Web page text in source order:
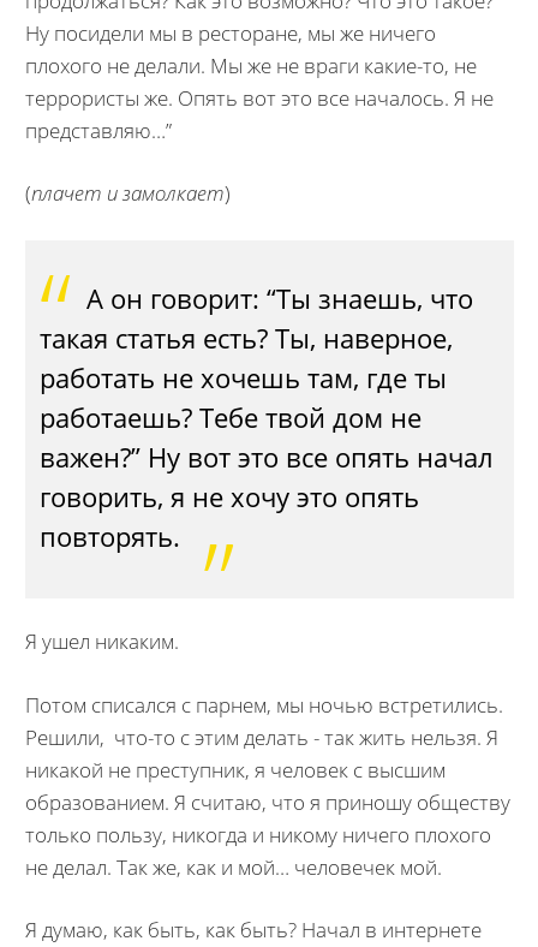
Ну посидели мы в ресторане, мы же ничего
плохого не делали. Мы же не враги какие-то, не
террористы же. Опять вот это все началось. Я не
представляю…”
(плачет и замолкает)
А он говорит: “Ты знаешь, что
такая статья есть? Ты, наверное,
работать не хочешь там, где ты
работаешь? Тебе твой дом не
важен?” Ну вот это все опять начал
говорить, я не хочу это опять
повторять.
Я ушел никаким.
Потом списался с парнем, мы ночью встретились.
Решили, что-то с этим делать - так жить нельзя. Я
никакой не преступник, я человек с высшим
образованием. Я считаю, что я приношу обществу
только пользу, никогда и никому ничего плохого
не делал. Так же, как и мой… человечек мой.
Я думаю, как быть, как быть? Начал в интернете